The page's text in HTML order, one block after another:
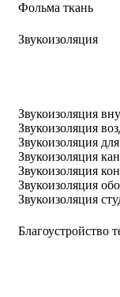
Фольма ткань
Звукоизоляция
Звукоизоляция
Звукоизоляция
Звукоизоляция
Звукоизоляция
Звукоизоляция
Звукоизоляция
Звукоизоляция
Благоустройство